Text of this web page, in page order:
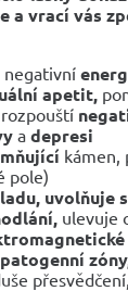
a vrací vás
apetit,
a depresi
kámen,
pole)
uvolňuje
ulevuje